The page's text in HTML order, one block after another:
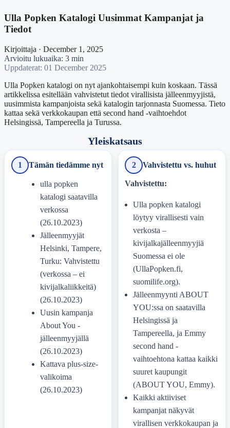
Ulla Popken Katalogi Uusimmat Kampanjat ja
Tiedot
Kirjoittaja · December 1, 2025
Arvioitu lukuaika: 3 min
Uppdaterat: 01 December 2025
Ulla Popken katalogi on nyt ajankohtaisempi kuin koskaan. Tässä
artikkelissa esitellään vahvistetut tiedot virallisista jälleenmyyjistä,
uusimmista kampanjoista sekä katalogin tarjonnasta Suomessa. Tieto
kattaa sekä verkkokaupan että second hand -vaihtoehdot
Helsingissä, Tampereella ja Turussa.
Yleiskatsaus
1 Tämän tiedämme nyt
ulla popken
katalogi saatavilla
verkossa
(26.10.2023)
Jälleenmyyjät
Helsinki, Tampere,
Turku: Vahvistettu
(verkossa – ei
kivijalkaliikkeitä)
(26.10.2023)
Uusin kampanja
About You -
jälleenmyyjällä
(26.10.2023)
Kattava plus-size-
valikoima
(26.10.2023)
2 Vahvistettu vs. huhut
Vahvistettu:
Ulla popken katalogi
löytyy virallisesti vain
verkosta –
kivijalkajälleenmyyjiä
Suomessa ei ole
(UllaPopken.fi,
suomilife.org).
Jälleenmyynti ABOUT
YOU:ssa on saatavilla
Helsingissä ja
Tampereella, ja Emmy
second hand -
vaihtoehtona kattaa kaikki
suuret kaupungit
(ABOUT YOU, Emmy).
Kaikki aktiiviset
kampanjat näkyvät
virallisen verkkokaupan ja